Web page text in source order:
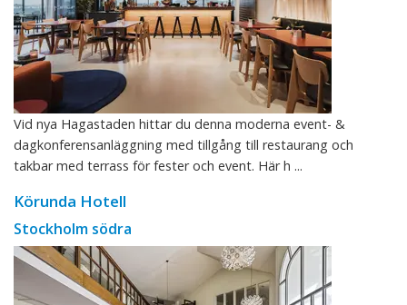
Vid nya Hagastaden hittar du denna moderna event- &
dagkonferensanläggning med tillgång till restaurang och
takbar med terrass för fester och event. Här h ...
Körunda Hotell
Stockholm södra